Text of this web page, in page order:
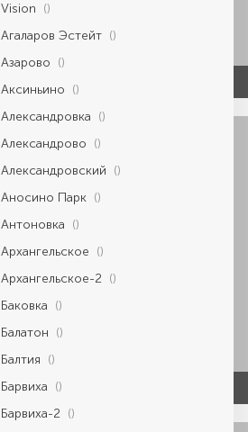
Vision ()
Агаларов Эстейт ()
Азарово ()
Аксиньино ()
Александровка ()
Александрово ()
Александровский ()
Аносино Парк ()
Антоновка ()
Архангельское ()
Архангельское-2 ()
Баковка ()
Балатон ()
Балтия ()
Барвиха ()
Барвиха-2 ()